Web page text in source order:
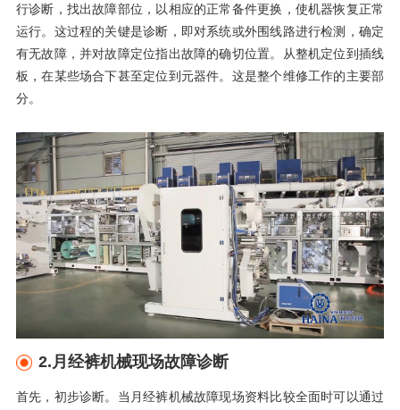
行诊断，找出故障部位，以相应的正常备件更换，使机器恢复正常
运行。这过程的关键是诊断，即对系统或外围线路进行检测，确定
有无故障，并对故障定位指出故障的确切位置。从整机定位到插线
板，在某些场合下甚至定位到元器件。这是整个维修工作的主要部
分。
2.月经裤机械现场故障诊断
首先，初步诊断。当月经裤机械故障现场资料比较全面时可以通过